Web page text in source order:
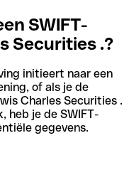
SWIFT-
Securities .?
initieert naar een
of als je de
Charles Securities .
heb je de SWIFT-
gegevens.